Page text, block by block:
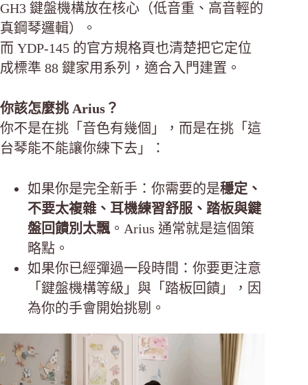
GH3 鍵盤機構放在核心（低音重、高音輕的
真鋼琴邏輯）。
而 YDP-145 的官方規格頁也清楚把它定位
成標準 88 鍵家用系列，適合入門建置。
你該怎麼挑 Arius？
你不是在挑「音色有幾個」，而是在挑「這
台琴能不能讓你練下去」：
如果你是完全新手：你需要的是穩定、
不要太複雜、耳機練習舒服、踏板與鍵
盤回饋別太飄。Arius 通常就是這個策
略點。
如果你已經彈過一段時間：你要更注意
「鍵盤機構等級」與「踏板回饋」，因
為你的手會開始挑剔。